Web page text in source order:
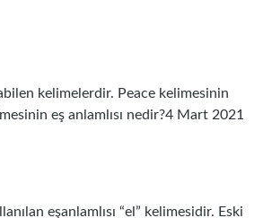
kelimelerdir. Peace kelimesinin
eş anlamlısı nedir?4 Mart 2021
eşanlamlısı “el” kelimesidir. Eski